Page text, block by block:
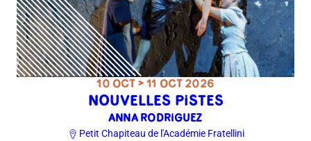
10 OCT > 11 OCT 2026
NOUVELLES PISTES
ANNA RODRIGUEZ
Petit Chapiteau de l'Académie Fratellini